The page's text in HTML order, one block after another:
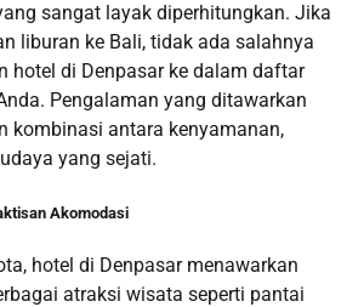
sangat layak diperhitungkan. Jika
liburan ke Bali, tidak ada salahnya
hotel di Denpasar ke dalam daftar
Pengalaman yang ditawarkan
kombinasi antara kenyamanan,
yang sejati.
Akomodasi
hotel di Denpasar menawarkan
atraksi wisata seperti pantai